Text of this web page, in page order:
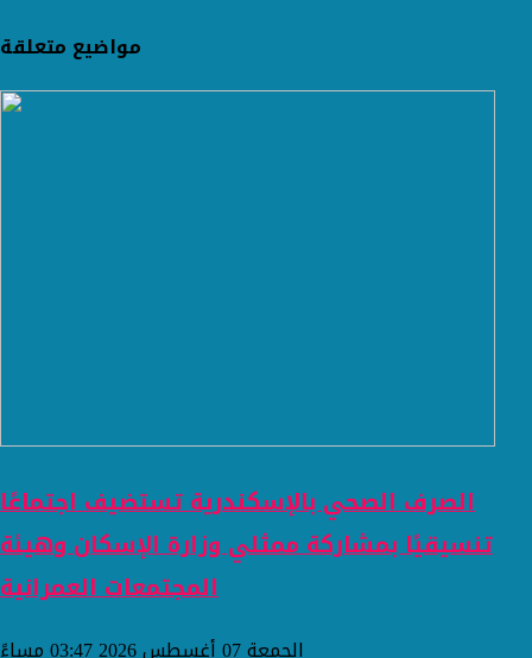
مواضيع متعلقة
الصرف الصحي بالإسكندرية تستضيف اجتماعًا
تنسيقيًا بمشاركة ممثلي وزارة الإسكان وهيئة
المجتمعات العمرانية
الجمعة 07 أغسطس 2026 03:47 مساءً